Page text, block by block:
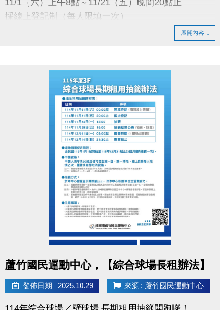
讓你的愛車在蘆竹運動中心安心停、放心停~
11/1（六）上午8點～11/21（五）晚間20點止
採線上登記制（每人限填一次）
於本中心會議室公開抽籤
抽籤結果公布
11/28（五）下午16:00
公布於：1樓球館櫃台／官網／FB粉絲專頁
12/1（一）08:00～12/14（日）21:30止
115/1/1～115/12/31（每三個月續約繳費一次）
練。
壁球場亦同，僅供個人運動使用。
抽籤資格、場地使用規定及課程占用時段請詳見公
告。
展開內容
蘆竹國民運動中心，【綜合球場長租辦法】
發佈日期 : 2025.10.29 來源 : 蘆竹國民運動中心
114年綜合球場／壁球場 長期租用抽籤開跑囉！